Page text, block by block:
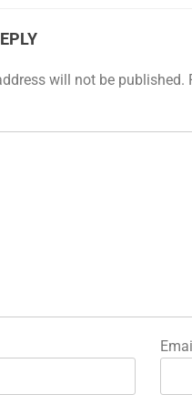
will not be published.